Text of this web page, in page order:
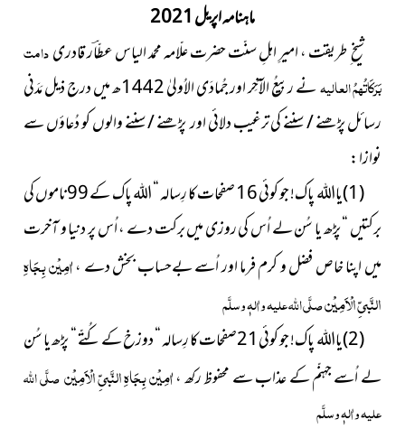
ماہنامہ اپریل 2021
شیخ ِ طریقت ، امیرِ اہلِ سنّت حضرت علّامہ محمد الیاس عطّاؔر قادریدامت
بَرَکَاتُہمُ العالیہنے ربیعُ الآخِر اور جُمادَی الاُولیٰ 1442ھ میں
درج ذیل مَدَنی
رسائل پڑھنے / سننے کی ترغیب دلائی اور پڑھنے / سننے والوں کو دُعاؤں سے
نوازا :
(1)یااللہ پاک! جو کوئی 16 صفحات کا رِسالہ “ اللہ
پاک کے 99ناموں کی
برکتیں “ پڑھ یا سُن لے اُس کی روزی میں برکت دے ، اُس پر دنیا و آخرت
میں اپنا خاص فضل و کرم فرما اور اُسے بےحساب بخش دے ،اٰمِیْن بِجَاہِ
النَّبیِّ الْاَمِیْنصلَّی اللہ علیہ واٰلہٖ وسلَّم
(2)یااللہ
پاک! جو کوئی21صفحات کا رِسالہ “ دوزخ کے کُتّے “ پڑھ یا سُن
لے اُسے جہنّم کے عذاب سے محفوظ رکھ ،اٰمِیْن بِجَاہِ النَّبیِّ الْاَمِیْنصلَّی اللہ
علیہ واٰلہٖ وسلَّم